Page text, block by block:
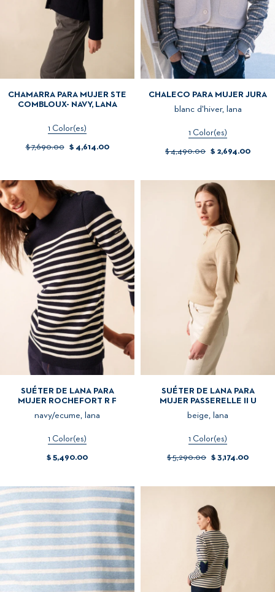
CHAMARRA PARA MUJER STE
COMBLOUX- NAVY, LANA
1 Color(es)
$ 7,690.00 $ 4,614.00
CHALECO PARA MUJER JURA
blanc d'hiver, lana
1 Color(es)
$ 4,490.00 $ 2,694.00
SUÉTER DE LANA PARA
MUJER ROCHEFORT R F
navy/ecume, lana
1 Color(es)
$ 5,490.00
SUÉTER DE LANA PARA
MUJER PASSERELLE II U
beige, lana
1 Color(es)
$ 5,290.00 $ 3,174.00